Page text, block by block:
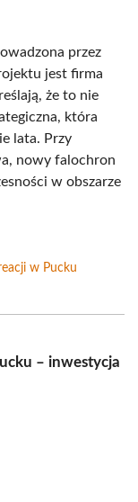
przez
jest firma
że to nie
która
lata. Przy
nowy falochron
w obszarze
w Pucku
– inwestycja